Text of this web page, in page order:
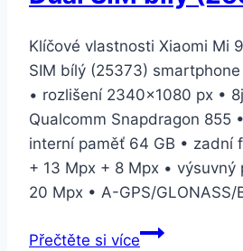
(24759)
Klíčové vlastnosti Xiaomi Mi
SIM bílý (25373)
• rozlišení 2340×1080 px •
Qualcomm Snapdragon 855
interní paměť 64 GB • zadní
+ 13 Mpx + 8 Mpx •
20 Mpx • A-GPS/
Přečtěte si víceXiaomi